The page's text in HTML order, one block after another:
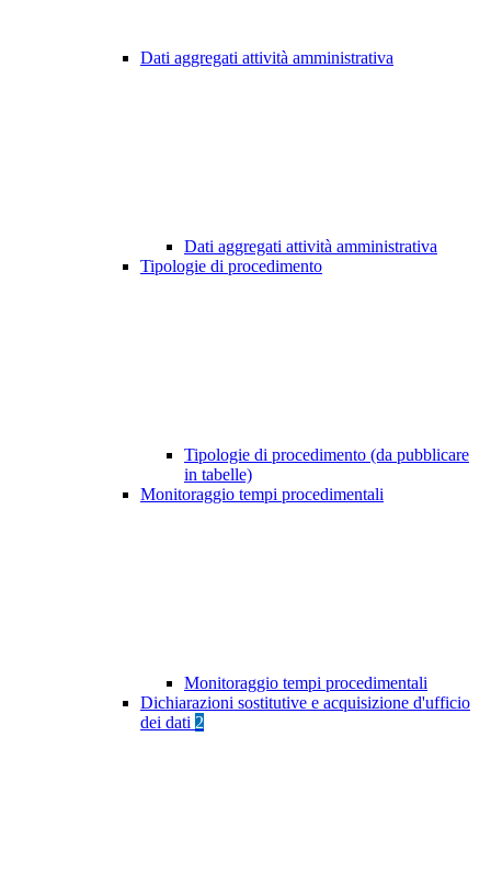
Dati aggregati attività amministrativa
Dati aggregati attività amministrativa
Tipologie di procedimento
Tipologie di procedimento (da pubblicare
in tabelle)
Monitoraggio tempi procedimentali
Monitoraggio tempi procedimentali
Dichiarazioni sostitutive e acquisizione d'ufficio
dei dati 2